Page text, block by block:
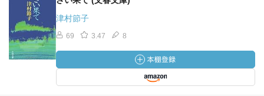
津村節子
69 3.47 8